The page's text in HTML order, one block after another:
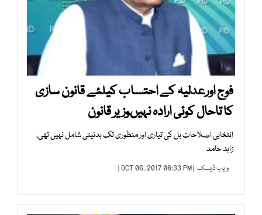
فوج اورعدلیہ کے احتساب کیلئے قانون سازی
کا تاحال کوئی ارادہ نہیںوزیر قانون
انتخابی اصلاحات بل کی تیاری اور منظوری تک بدنیتی شامل نہیں تھی،
زاہد حامد
ویب ڈیسک | OCT 06, 2017 08:33 PM |